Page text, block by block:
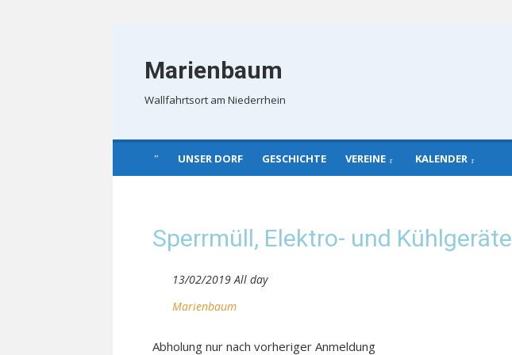
Marienbaum
Wallfahrtsort am Niederrhein
UNSER DORF GESCHICHTE VEREINE KALENDER
Sperrmüll, Elektro- und Kühlgeräte
13/02/2019 All day
Marienbaum
Abholung nur nach vorheriger Anmeldung